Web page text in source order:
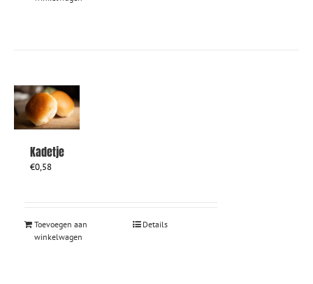
Kadetje
€0,58
Toevoegen aan
winkelwagen
Details